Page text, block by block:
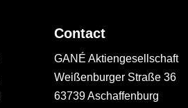
Contact
GANÉ Aktiengesellschaft
Weißenburger Straße 36
63739 Aschaffenburg